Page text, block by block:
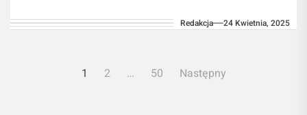
frontu Szafy w sypialni/przedpokoju:
Redakcja 24 Kwietnia, 2025
Nawigacja
1 2 … 50 Następny